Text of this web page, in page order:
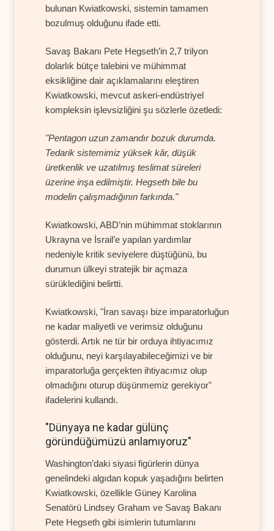
bulunan Kwiatkowski, sistemin tamamen
bozulmuş olduğunu ifade etti.
Savaş Bakanı Pete Hegseth’in 2,7 trilyon
dolarlık bütçe talebini ve mühimmat
eksikliğine dair açıklamalarını eleştiren
Kwiatkowski, mevcut askeri-endüstriyel
kompleksin işlevsizliğini şu sözlerle özetledi:
"Pentagon uzun zamandır bozuk durumda.
Tedarik sistemimiz yüksek kâr, düşük
üretkenlik ve uzatılmış teslimat süreleri
üzerine inşa edilmiştir. Hegseth bile bu
modelin çalışmadığının farkında."
Kwiatkowski, ABD’nin mühimmat stoklarının
Ukrayna ve İsrail’e yapılan yardımlar
nedeniyle kritik seviyelere düştüğünü, bu
durumun ülkeyi stratejik bir açmaza
sürüklediğini belirtti.
Kwiatkowski, "İran savaşı bize imparatorluğun
ne kadar maliyetli ve verimsiz olduğunu
gösterdi. Artık ne tür bir orduya ihtiyacımız
olduğunu, neyi karşılayabileceğimizi ve bir
imparatorluğa gerçekten ihtiyacımız olup
olmadığını oturup düşünmemiz gerekiyor"
ifadelerini kullandı.
"Dünyaya ne kadar gülünç
göründüğümüzü anlamıyoruz"
Washington’daki siyasi figürlerin dünya
genelindeki algıdan kopuk yaşadığını belirten
Kwiatkowski, özellikle Güney Karolina
Senatörü Lindsey Graham ve Savaş Bakanı
Pete Hegseth gibi isimlerin tutumlarını